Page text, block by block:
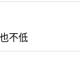
不低